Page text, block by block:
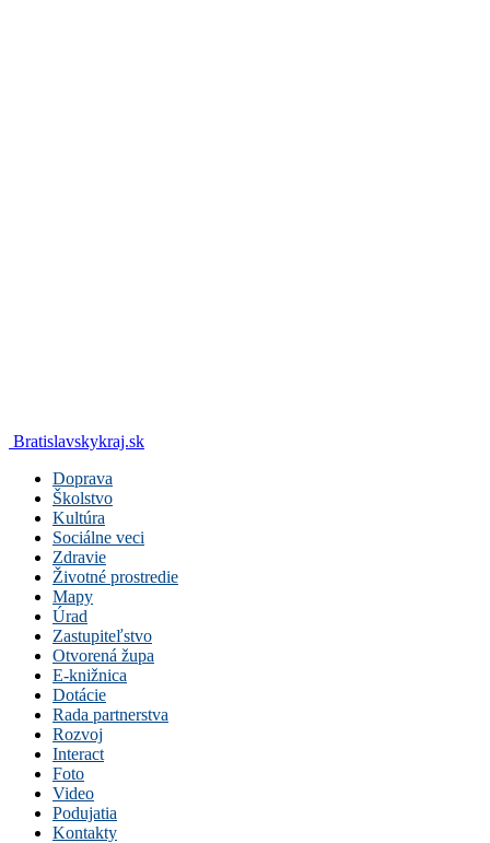
Bratislavskykraj.sk
Doprava
Školstvo
Kultúra
Sociálne veci
Zdravie
Životné prostredie
Mapy
Úrad
Zastupiteľstvo
Otvorená župa
E-knižnica
Dotácie
Rada partnerstva
Rozvoj
Interact
Foto
Video
Podujatia
Kontakty